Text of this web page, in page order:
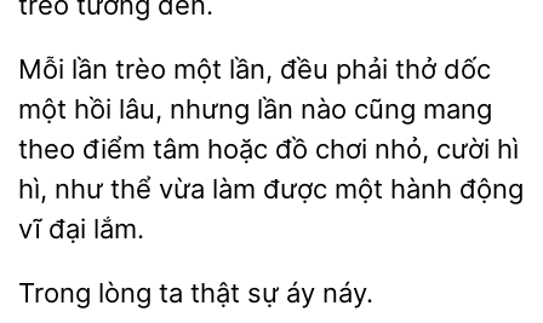
Mỗi lần trèo một lần, đều phải thở
một hồi lâu, nhưng lần nào cũng mang
theo điểm tâm hoặc đồ chơi nhỏ, cười
hì, như thể vừa làm được
hành động
vĩ đại lắm.
Trong ta thật náy.